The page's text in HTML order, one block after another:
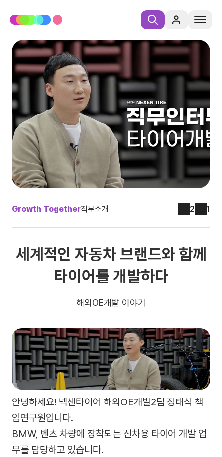
Growth Together직무소개 2 1
세계적인 자동차 브랜드와 함께
타이어를 개발하다
해외OE개발 이야기
안녕하세요! 넥센타이어 해외OE개발2팀 정태식 책
임연구원입니다.
BMW, 벤츠 차량에 장착되는 신차용 타이어 개발 업
무를 담당하고 있습니다.